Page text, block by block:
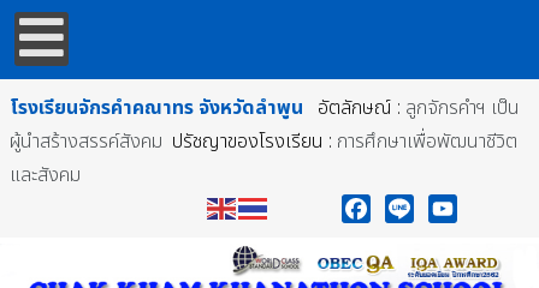
โรงเรียนจักรคำคณาทร จังหวัดลำพูน อัตลักษณ์ : ลูกจักรคำฯ เป็น
ผู้นำสร้างสรรค์สังคม ปรัชญาของโรงเรียน : การศึกษาเพื่อพัฒนาชีวิต
และสังคม